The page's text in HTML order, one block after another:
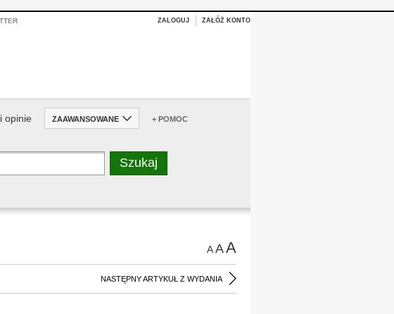
ZALOGUJ ZAŁÓŻ KONTO
opinie ZAAWANSOWANE + POMOC
AAA
NASTĘPNY ARTYKUŁ Z WYDANIA